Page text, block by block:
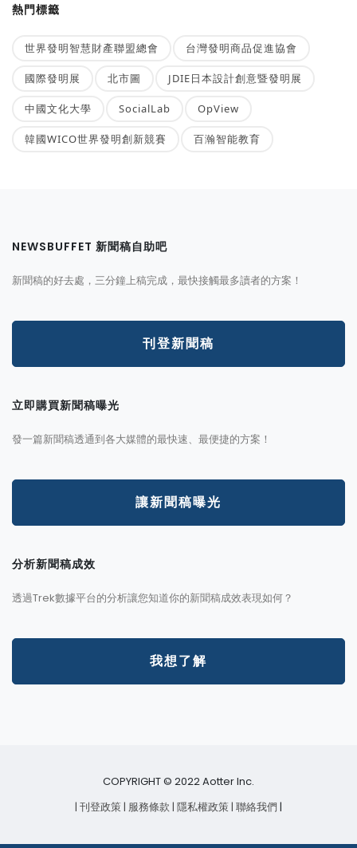
熱門標籤
世界發明智慧財產聯盟總會 台灣發明商品促進協會
國際發明展 北市圖 JDIE日本設計創意暨發明展
中國文化大學 SocialLab OpView
韓國WICO世界發明創新競賽 百瀚智能教育
NEWSBUFFET 新聞稿自助吧
新聞稿的好去處，三分鐘上稿完成，最快接觸最多讀者的方案！
刊登新聞稿
立即購買新聞稿曝光
發一篇新聞稿透通到各大媒體的最快速、最便捷的方案！
讓新聞稿曝光
分析新聞稿成效
透過Trek數據平台的分析讓您知道你的新聞稿成效表現如何？
我想了解
COPYRIGHT © 2022 Aotter Inc.
| 刊登政策| 服務條款| 隱私權政策| 聯絡我們 |